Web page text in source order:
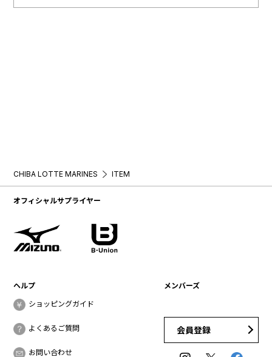
CHIBA LOTTE MARINES ITEM
オフィシャルサプライヤー
ヘルプ
ショッピングガイド
よくあるご質問
お問い合わせ
メンバーズ
会員登録